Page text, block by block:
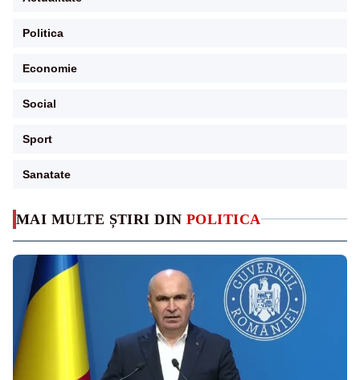
MAI MULTE ȘTIRI DIN POLITICA
Politica
Economie
Social
Sport
Sanatate